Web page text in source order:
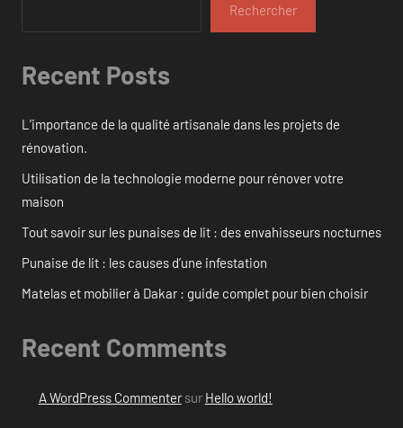
Rechercher
Recent Posts
L’importance de la qualité artisanale dans les projets de
rénovation.
Utilisation de la technologie moderne pour rénover votre
maison
Tout savoir sur les punaises de lit : des envahisseurs nocturnes
Punaise de lit : les causes d’une infestation
Matelas et mobilier à Dakar : guide complet pour bien choisir
Recent Comments
A WordPress Commentersur Hello world!